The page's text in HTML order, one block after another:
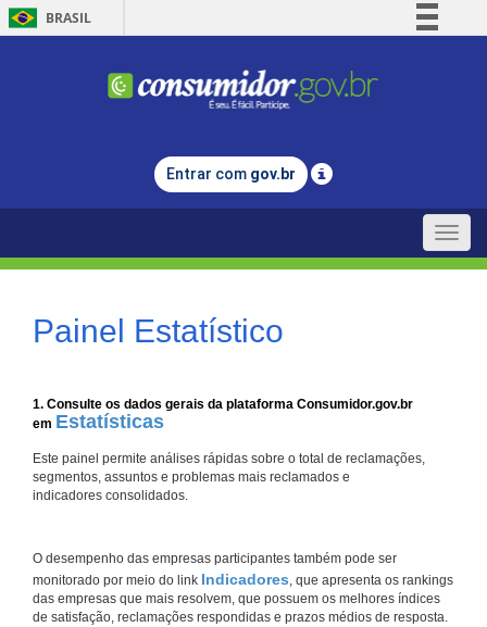
BRASIL
Comunica BR
Legislação
Entrar com gov.br
Toggle
Painel Estatístico
1. Consulte os dados gerais da plataforma Consumidor.gov.br
em Estatísticas
Este painel permite análises rápidas sobre o total de reclamações,
segmentos, assuntos e problemas mais reclamados e
indicadores consolidados.
O desempenho das empresas participantes também pode ser
monitorado por meio do link Indicadores, que apresenta os rankings
das empresas que mais resolvem, que possuem os melhores índices
de satisfação, reclamações respondidas e prazos médios de resposta.